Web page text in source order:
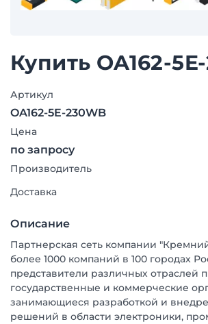
Купить OA162-
Артикул
OA162-5E-230WB
Цена
по запросу
Производитель
Доставка
Описание
Партнерская сеть компании
более 1000 компаний в 100 городах
представители различных отраслей
государственные и коммерческие
занимающиеся разработкой и
решений в области электроники,